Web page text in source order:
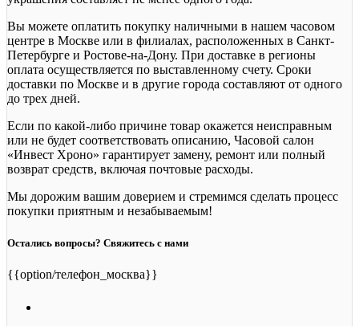
Вы можете оплатить покупку наличными в нашем часовом
центре в Москве или в филиалах, расположенных в Санкт-
Петербурге и Ростове-на-Дону. При доставке в регионы
оплата осуществляется по выставленному счету. Сроки
доставки по Москве и в другие города составляют от одного
до трех дней.
Если по какой-либо причине товар окажется неисправным
или не будет соответствовать описанию, Часовой салон
«Инвест Хроно» гарантирует замену, ремонт или полный
возврат средств, включая почтовые расходы.
Мы дорожим вашим доверием и стремимся сделать процесс
покупки приятным и незабываемым!
Остались вопросы? Свяжитесь с нами
{{option/телефон_москва}}